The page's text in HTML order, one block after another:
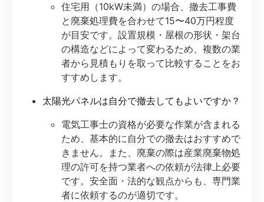
住宅用（10kW未満）の場合、撤去工事費
と廃棄処理費を合わせて15〜40万円程度
が目安です。設置規模・屋根の形状・架台
の構造などによって変わるため、複数の業
者から見積もりを取って比較することをお
すすめします。
太陽光パネルは自分で撤去してもよいですか？
電気工事士の資格が必要な作業が含まれる
ため、基本的に自分での撤去はおすすめで
きません。また、廃棄の際は産業廃棄物処
理の許可を持つ業者への依頼が法律上必要
です。安全面・法的な観点からも、専門業
者に依頼するのが適切です。